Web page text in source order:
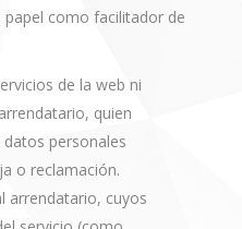
como facilitador de
de la web ni
quien
personales
o reclamación.
arrendatario, cuyos